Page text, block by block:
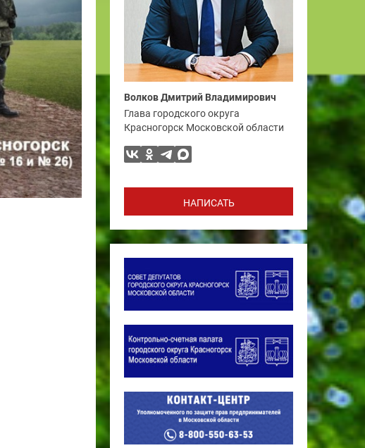
Волков Дмитрий Владимирович
Глава городского округа
Красногорск Московской области
НАПИСАТЬ